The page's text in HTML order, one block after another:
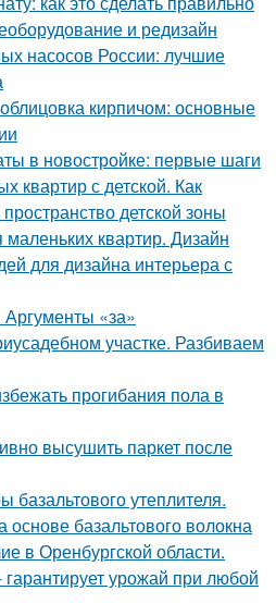
и редизайн
насосов России: лучшие
кирпичом: основные
в новостройке: первые шаги
квартир с детской. Как
детской зоны
квартир. Дизайн
для дизайна интерьера с
«за»
участке. Разбиваем
прогибания пола в
высушить паркет после
утеплителя.
основе базальтового волокна
в Оренбургской области.
урожай при любой